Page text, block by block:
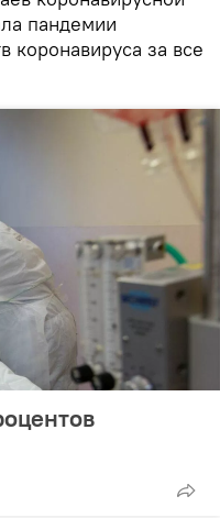
пандемии
коронавируса за все